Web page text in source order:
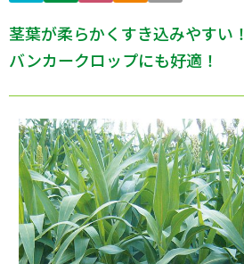
茎葉が柔らかくすき込みやすい！
バンカークロップにも好適！